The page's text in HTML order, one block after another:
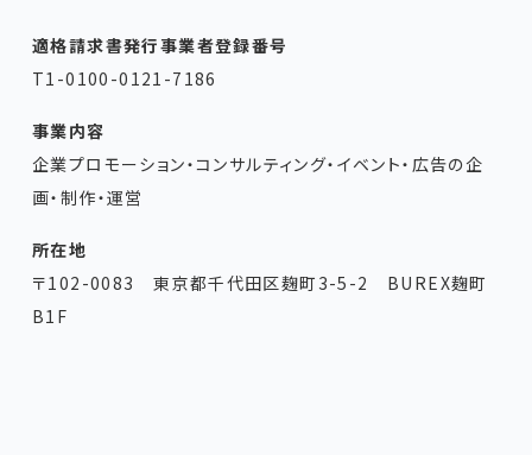
適格請求書発行事業者登録番号
T1-0100-0121-7186
事業内容
企業プロモーション・コンサルティング・イベント・広告の企
画・制作・運営
所在地
〒102-0083 東京都千代田区麹町3-5-2 BUREX麹町
B1F